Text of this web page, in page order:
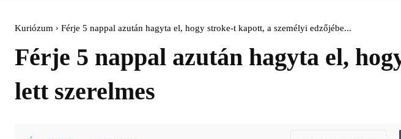
Kuriózum Férje 5 nappal azután hagyta el, hogy stroke-t kapott, a személyi edzőjébe...
Férje 5 nappal azután hagyta el,
lett szerelmes